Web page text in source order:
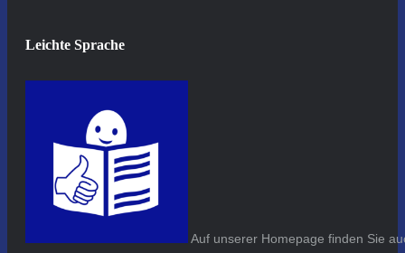
Leichte Sprache
Auf unserer Homepage finden Sie